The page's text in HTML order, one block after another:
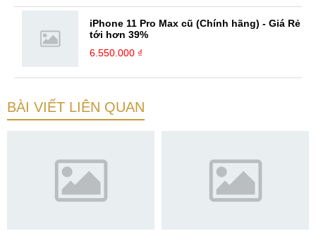
iPhone 11 Pro Max cũ (Chính hãng) - Giá Rẻ
tới hơn 39%
6.550.000 ₫
BÀI VIẾT LIÊN QUAN